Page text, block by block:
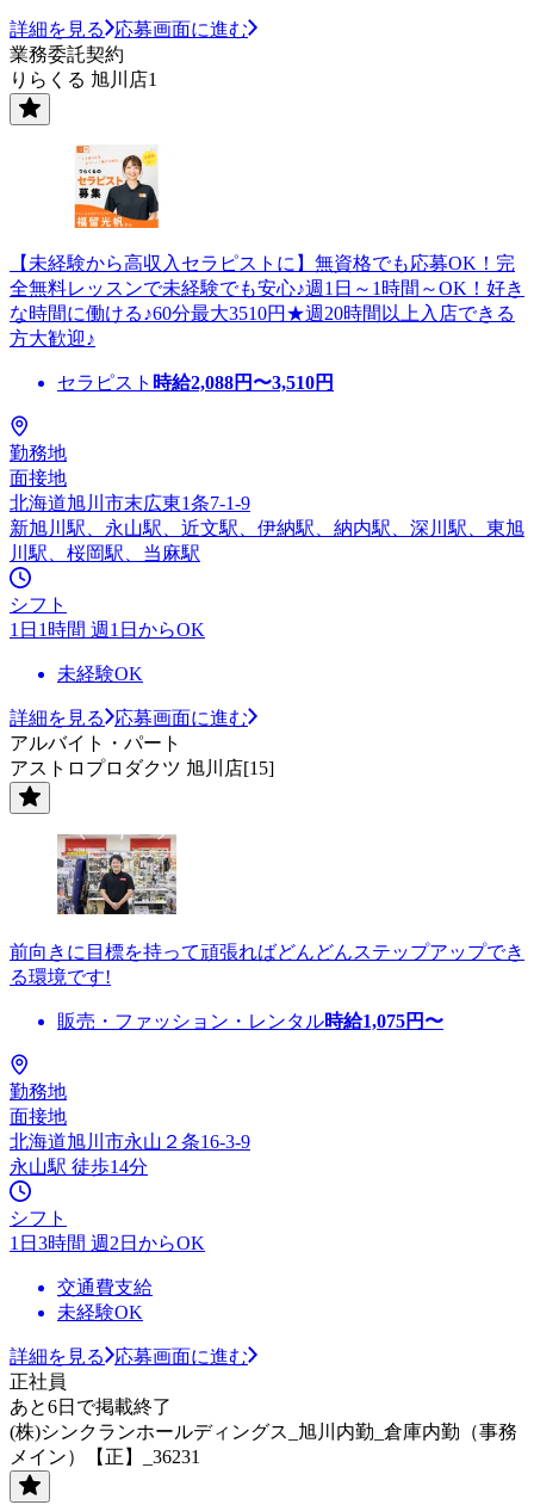
詳細を見る
応募画面に進む
業務委託契約
りらくる 旭川店1
【未経験から高収入セラピストに】無資格でも応募OK！完
全無料レッスンで未経験でも安心♪週1日～1時間～OK！好き
な時間に働ける♪60分最大3510円★週20時間以上入店できる
方大歓迎♪
セラピスト 時給2,088円〜3,510円
勤務地
面接地
北海道旭川市末広東1条7-1-9
新旭川駅、永山駅、近文駅、伊納駅、納内駅、深川駅、東旭
川駅、桜岡駅、当麻駅
シフト
1日1時間 週1日からOK
未経験OK
詳細を見る
応募画面に進む
アルバイト・パート
アストロプロダクツ 旭川店[15]
前向きに目標を持って頑張ればどんどんステップアップでき
る環境です!
販売・ファッション・レンタル時給1,075円〜
勤務地
面接地
北海道旭川市永山２条16-3-9
永山駅 徒歩14分
シフト
1日3時間 週2日からOK
交通費支給
未経験OK
詳細を見る
応募画面に進む
正社員
あと6日で掲載終了
(株)シンクランホールディングス_旭川内勤_倉庫内勤（事務
メイン）【正】_36231